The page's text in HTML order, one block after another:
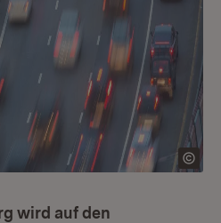
wird auf den